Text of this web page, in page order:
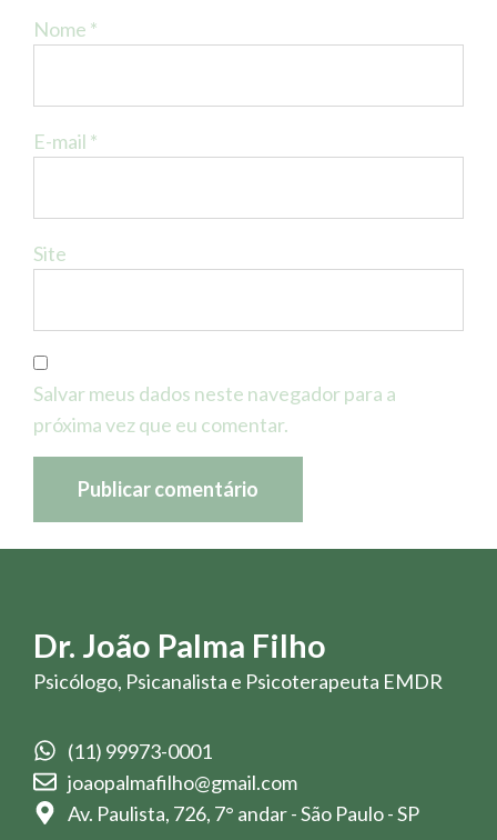
Nome *
E-mail *
Site
Salvar meus dados neste navegador para a
próxima vez que eu comentar.
Dr. João Palma Filho
Psicólogo, Psicanalista e Psicoterapeuta EMDR
(11) 99973-0001
joaopalmafilho@gmail.com
Av. Paulista, 726, 7° andar - São Paulo - SP